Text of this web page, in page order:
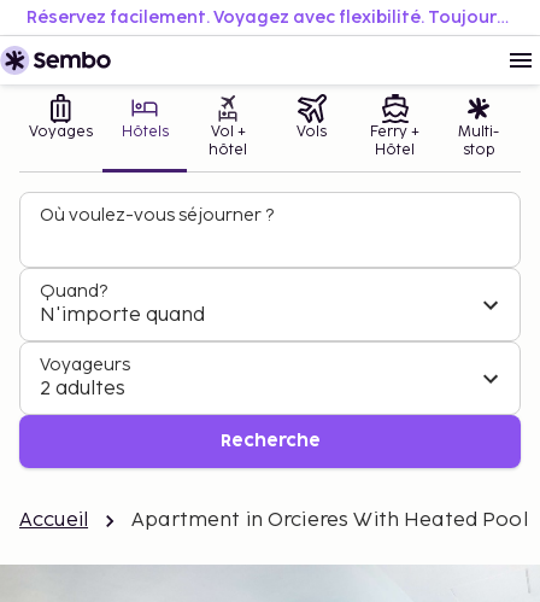
Réservez facilement. Voyagez avec flexibilité. Toujours au meilleur prix.
Voyages Hôtels
Vol +
hôtel
Vols
Ferry +
Hôtel
Multi-
stop
Où voulez-vous séjourner ?
Quand?
N'importe quand
Voyageurs
2 adultes
Recherche
Accueil Apartment in Orcieres With Heated Pool